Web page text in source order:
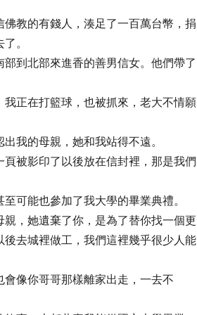
教的有錢人，湊足了一百萬台幣，捐
。
到北部來進香的善男信女。他們帶了
正在打籃球，也被抓來，老大不情願
我的母親，她和我站得不遠。
被影印了以後放在信封裡，那是我們
可能也參加了我大學的畢業典禮。
，她遺棄了你，是為了替你找一個更
去城裡做工，我們這裡幾乎很少人能
像你哥哥那樣離家出走，一去不